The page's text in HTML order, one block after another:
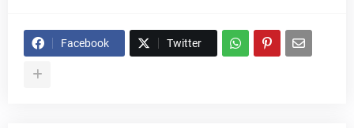
Facebook Twitter